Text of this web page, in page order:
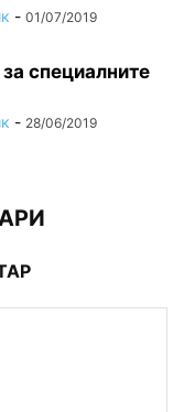
- 01/07/2019
специалните
- 28/06/2019